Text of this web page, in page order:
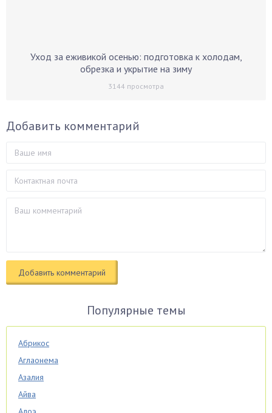
Уход за еживикой осенью: подготовка к холодам,
обрезка и укрытие на зиму
3144 просмотра
Добавить комментарий
Популярные темы
Абрикос
Аглаонема
Азалия
Айва